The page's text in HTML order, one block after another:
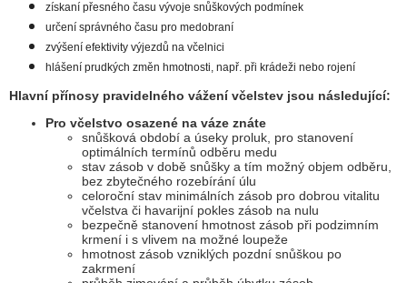
získaní přesného času vývoje snůškových podmínek
určení správného času pro medobraní
zvýšení efektivity výjezdů na včelnici
hlášení prudkých změn hmotnosti, např. při krádeži nebo rojení
Hlavní přínosy pravidelného vážení včelstev jsou následující:
Pro včelstvo osazené na váze znáte
snůšková období a úseky proluk, pro stanovení
optimálních termínů odběru medu
stav zásob v době snůšky a tím možný objem odběru,
bez zbytečného rozebírání úlu
celoroční stav minimálních zásob pro dobrou vitalitu
včelstva či havarijní pokles zásob na nulu
bezpečně stanovení hmotnost zásob při podzimním
krmení i s vlivem na možné loupeže
hmotnost zásob vzniklých pozdní snůškou po
zakrmení